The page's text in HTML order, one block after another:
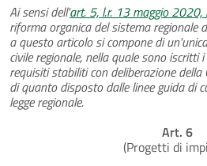
Ai sensi dell'art. 5, l.r. 13 maggio 2020,
riforma organica del sistema regionale
a questo articolo si compone di
civile regionale, nella quale sono iscritti
requisiti stabiliti con deliberazione della
di quanto disposto dalle linee guida di
legge regionale.
Art. 6
(Progetti di